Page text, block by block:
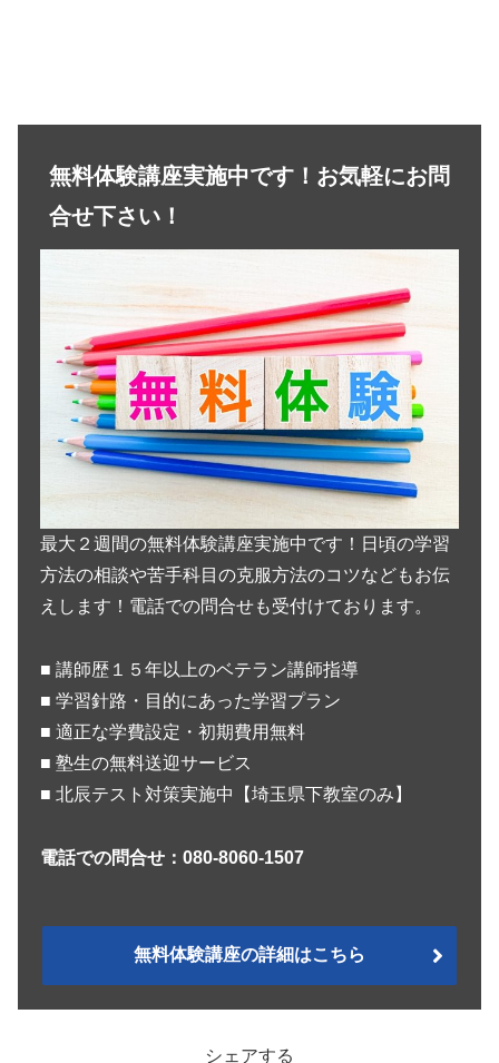
無料体験講座実施中です！お気軽にお問
合せ下さい！
最大２週間の無料体験講座実施中です！日頃の学習
方法の相談や苦手科目の克服方法のコツなどもお伝
えします！電話での問合せも受付けております。
■ 講師歴１５年以上のベテラン講師指導
■ 学習針路・目的にあった学習プラン
■ 適正な学費設定・初期費用無料
■ 塾生の無料送迎サービス
■ 北辰テスト対策実施中【埼玉県下教室のみ】
電話での問合せ：080-8060-1507
無料体験講座の詳細はこちら
シェアする